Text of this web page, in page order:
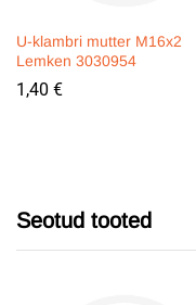
U-klambri mutter M16x2
Lemken 3030954
1,40 €
Seotud tooted